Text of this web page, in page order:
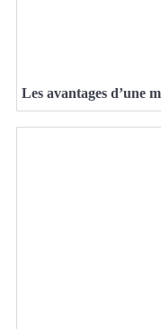
Les avantages d’une